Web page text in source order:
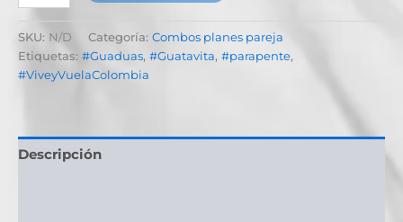
SKU: N/D Categoría: Combos planes pareja
Etiquetas: #Guaduas, #Guatavita, #parapente,
#ViveyVuelaColombia
Descripción